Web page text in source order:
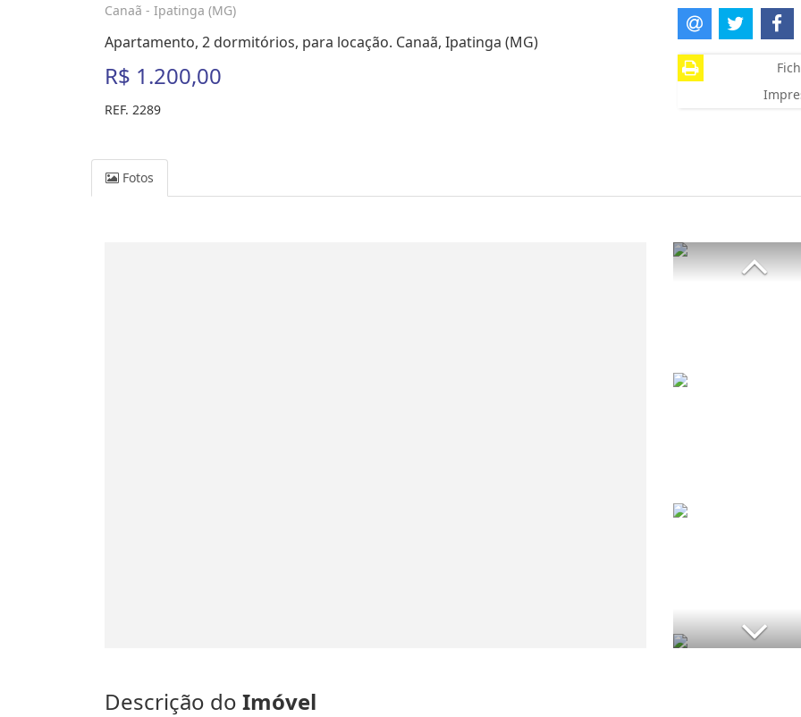
Canaã - Ipatinga (MG)
Apartamento, 2 dormitórios, para locação. Canaã, Ipatinga (MG)
R$ 1.200,00
REF. 2289
Fotos
Descrição do Imóvel